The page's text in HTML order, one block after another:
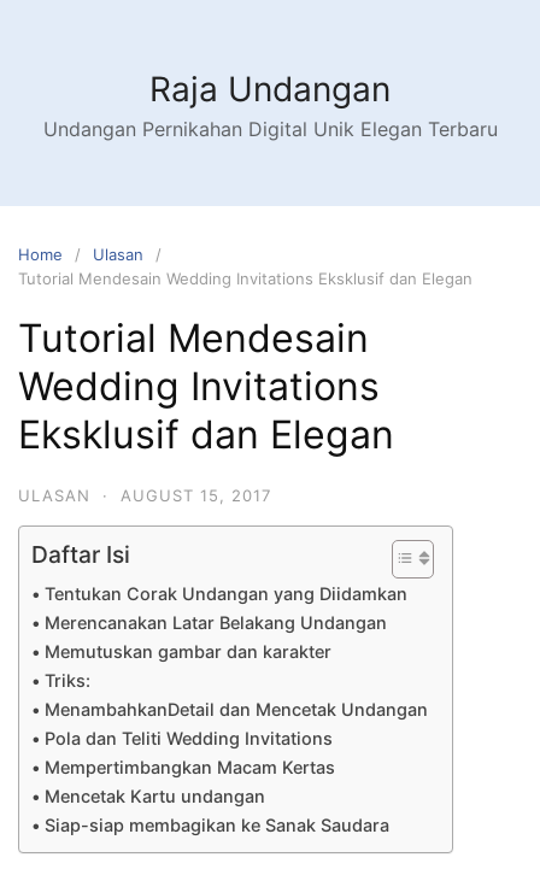
Raja Undangan
Undangan Pernikahan Digital Unik Elegan Terbaru
Home
Ulasan
Tutorial Mendesain Wedding Invitations Eksklusif dan Elegan
Tutorial Mendesain
Wedding Invitations
Eksklusif dan Elegan
ULASAN · AUGUST 15, 2017
Daftar Isi
Tentukan Corak Undangan yang Diidamkan
Merencanakan Latar Belakang Undangan
Memutuskan gambar dan karakter
Triks:
MenambahkanDetail dan Mencetak Undangan
Pola dan Teliti Wedding Invitations
Mempertimbangkan Macam Kertas
Mencetak Kartu undangan
Siap-siap membagikan ke Sanak Saudara